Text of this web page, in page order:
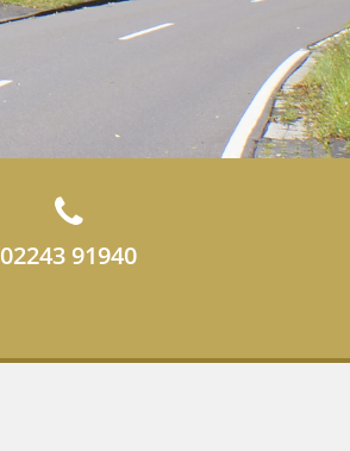
02243 91940